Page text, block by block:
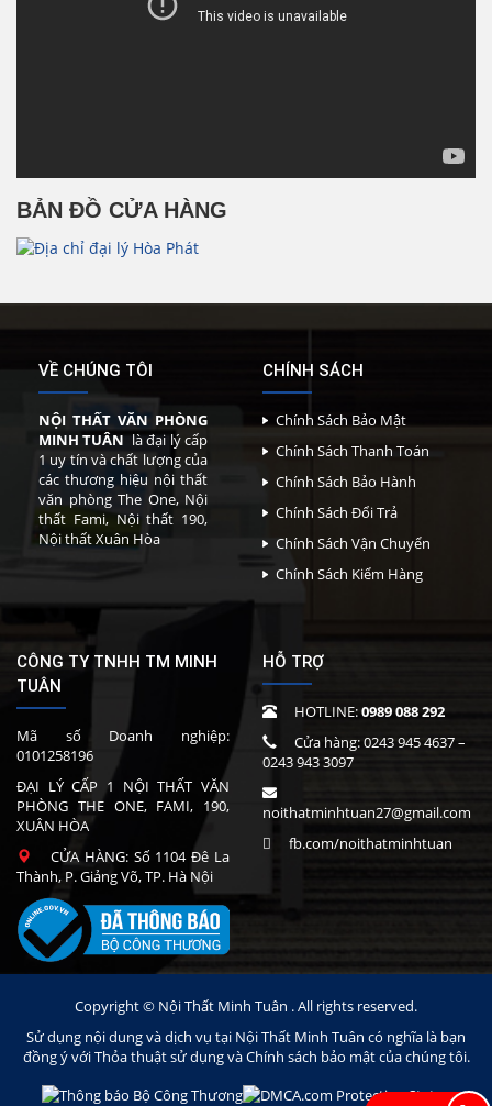
BẢN ĐỒ CỬA HÀNG
VỀ CHÚNG TÔI
NỘI THẤT VĂN PHÒNG
MINH TUÂN là đại lý cấp
1 uy tín và chất lượng của
các thương hiệu nội thất
văn phòng The One, Nội
thất Fami, Nội thất 190,
Nội thất Xuân Hòa
CHÍNH SÁCH
Chính Sách Bảo Mật
Chính Sách Thanh Toán
Chính Sách Bảo Hành
Chính Sách Đổi Trả
Chính Sách Vận Chuyển
Chính Sách Kiểm Hàng
CÔNG TY TNHH TM MINH
TUÂN
Mã số Doanh nghiệp:
0101258196
ĐẠI LÝ CẤP 1 NỘI THẤT VĂN
PHÒNG THE ONE, FAMI, 190,
XUÂN HÒA
CỬA HÀNG: Số 1104 Đê La
Thành, P. Giảng Võ, TP. Hà Nội
HỖ TRỢ
HOTLINE:0989 088 292
Cửa hàng:0243 945 4637–
0243 943 3097
noithatminhtuan27@gmail.com
fb.com/noithatminhtuan
Copyright © Nội Thất Minh Tuân . All rights reserved.
Sử dụng nội dung và dịch vụ tại Nội Thất Minh Tuân có nghĩa là bạn
đồng ý với Thỏa thuật sử dụng và Chính sách bảo mật của chúng tôi.